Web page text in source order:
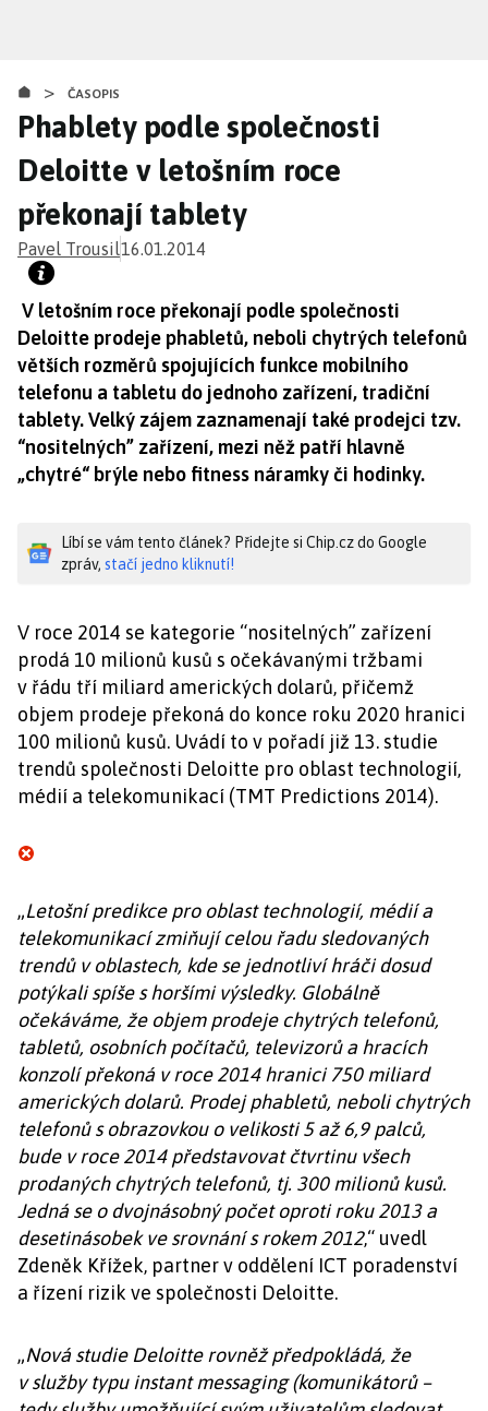
obsahu
> ČASOPIS
Phablety podle společnosti
Deloitte v letošním roce
překonají tablety
Pavel Trousil16.01.2014
V letošním roce překonají podle společnosti
Deloitte prodeje phabletů, neboli chytrých telefonů
větších rozměrů spojujících funkce mobilního
telefonu a tabletu do jednoho zařízení, tradiční
tablety. Velký zájem zaznamenají také prodejci tzv.
“nositelných” zařízení, mezi něž patří hlavně
„chytré“ brýle nebo fitness náramky či hodinky.
Líbí se vám tento článek? Přidejte si Chip.cz do Google
zpráv, stačí jedno kliknutí!
V roce 2014 se kategorie “nositelných” zařízení
prodá 10 milionů kusů s očekávanými tržbami
v řádu tří miliard amerických dolarů, přičemž
objem prodeje překoná do konce roku 2020 hranici
100 milionů kusů. Uvádí to v pořadí již 13. studie
trendů společnosti Deloitte pro oblast technologií,
médií a telekomunikací (TMT Predictions 2014).
„Letošní predikce pro oblast technologií, médií a
telekomunikací zmiňují celou řadu sledovaných
trendů v oblastech, kde se jednotliví hráči dosud
potýkali spíše s horšími výsledky. Globálně
očekáváme, že objem prodeje chytrých telefonů,
tabletů, osobních počítačů, televizorů a hracích
konzolí překoná v roce 2014 hranici 750 miliard
amerických dolarů. Prodej phabletů, neboli chytrých
telefonů s obrazovkou o velikosti 5 až 6,9 palců,
bude v roce 2014 představovat čtvrtinu všech
prodaných chytrých telefonů, tj. 300 milionů kusů.
Jedná se o dvojnásobný počet oproti roku 2013 a
desetinásobek ve srovnání s rokem 2012,“ uvedl
Zdeněk Křížek, partner v oddělení ICT poradenství
a řízení rizik ve společnosti Deloitte.
„Nová studie Deloitte rovněž předpokládá, že
v služby typu instant messaging (komunikátorů –